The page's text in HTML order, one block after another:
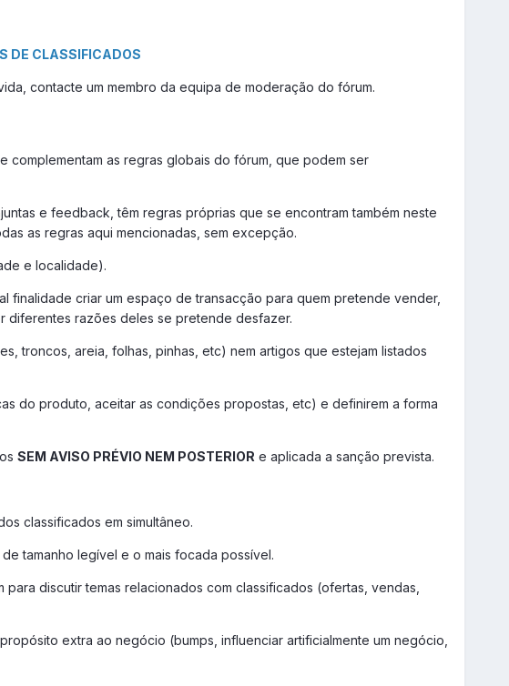
DE CLASSIFICADOS
contacte um membro da equipa de moderação do fórum.
complementam as regras globais do fórum, que podem ser
e feedback, têm regras próprias que se encontram também neste
as regras aqui mencionadas, sem excepção.
e localidade).
criar um espaço de transacção para quem pretende vender,
diferentes razões deles se pretende desfazer.
troncos, areia, folhas, pinhas, etc) nem artigos que estejam listados
do produto, aceitar as condições propostas, etc) e definirem a forma
SEM AVISO PRÉVIO NEM POSTERIOR e aplicada a sanção prevista.
classificados em simultâneo.
tamanho legível e o mais focada possível.
discutir temas relacionados com classificados (ofertas, vendas,
extra ao negócio (bumps, influenciar artificialmente um negócio,